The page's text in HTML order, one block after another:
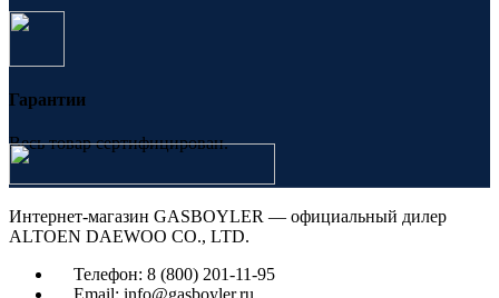
Гарантии
Весь товар сертифицирован.
Интернет-магазин GASBOYLER — официальный дилер
ALTOEN DAEWOO CO., LTD.
Телефон: 8 (800) 201-11-95